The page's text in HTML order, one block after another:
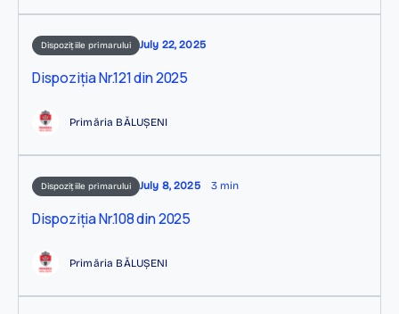
Dispozițiile primarului July 22, 2025
Dispoziția Nr.121 din 2025
Primăria BĂLUȘENI
Dispozițiile primarului July 8, 2025 3 min
Dispoziția Nr.108 din 2025
Primăria BĂLUȘENI